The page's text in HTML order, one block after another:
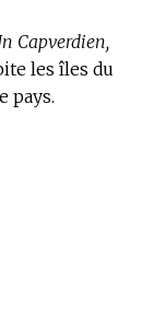
Capverdien,
les îles du
pays.